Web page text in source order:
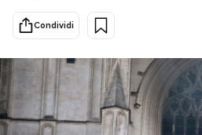
Cultura
Economia
Sport
PODCAST
Condividi